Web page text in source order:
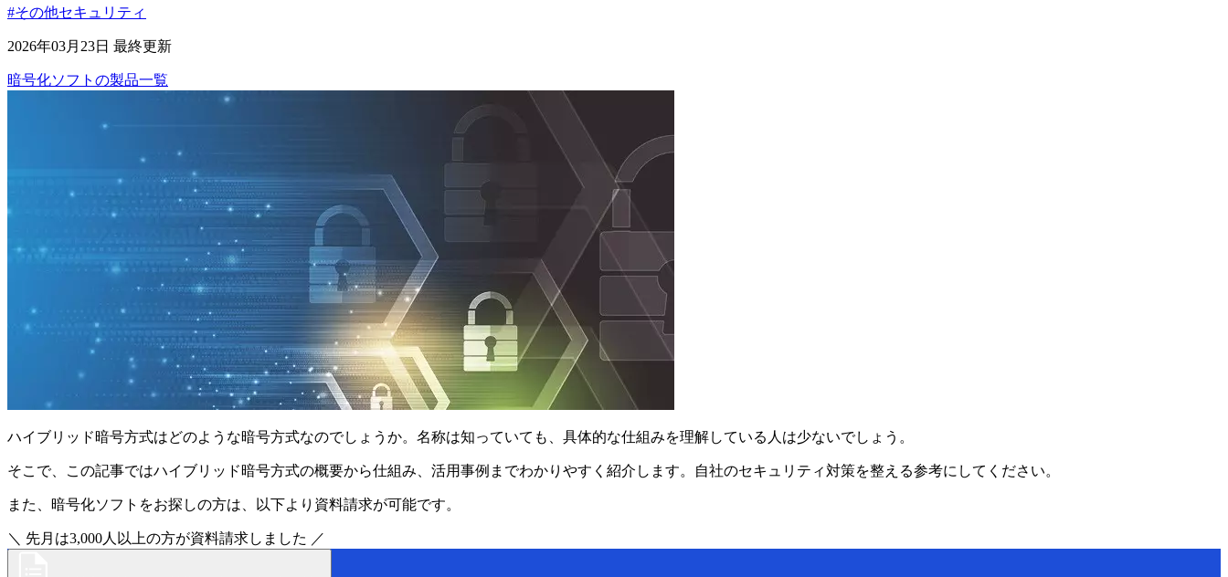
#その他セキュリティ
2026年03月23日 最終更新
暗号化ソフト の製品一覧
ハイブリッド暗号方式はどのような暗号方式なのでしょうか。名称は知っていても、具体的な仕組みを理解している人は少ないでしょう。
そこで、この記事ではハイブリッド暗号方式の概要から仕組み、活用事例までわかりやすく紹介します。自社のセキュリティ対策を整える参考にしてください。
また、暗号化ソフトをお探しの方は、以下より資料請求が可能です。
＼ 先月は3,000人以上の方が資料請求しました ／